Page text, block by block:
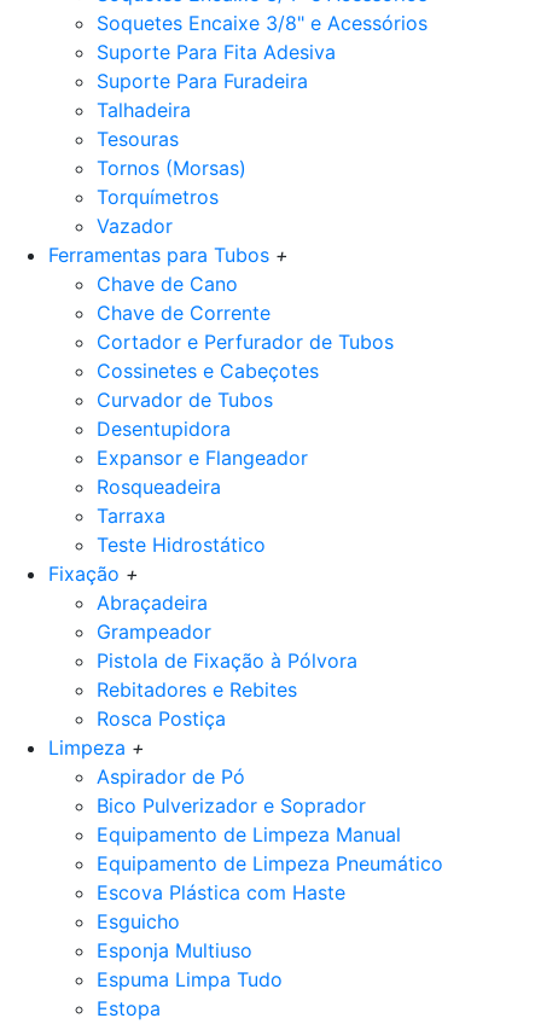
Soquetes Encaixe 3/8" e Acessórios
Suporte Para Fita Adesiva
Suporte Para Furadeira
Talhadeira
Tesouras
Tornos (Morsas)
Torquímetros
Vazador
Ferramentas para Tubos +
Chave de Cano
Chave de Corrente
Cortador e Perfurador de Tubos
Cossinetes e Cabeçotes
Curvador de Tubos
Desentupidora
Expansor e Flangeador
Rosqueadeira
Tarraxa
Teste Hidrostático
Fixação +
Abraçadeira
Grampeador
Pistola de Fixação à Pólvora
Rebitadores e Rebites
Rosca Postiça
Limpeza +
Aspirador de Pó
Bico Pulverizador e Soprador
Equipamento de Limpeza Manual
Equipamento de Limpeza Pneumático
Escova Plástica com Haste
Esguicho
Esponja Multiuso
Espuma Limpa Tudo
Estopa